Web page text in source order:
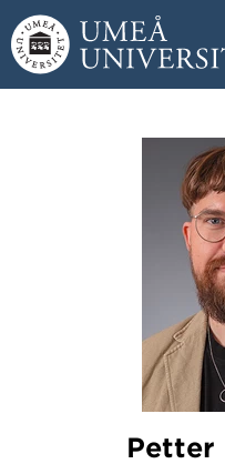
Hoppa direkt till
Petter